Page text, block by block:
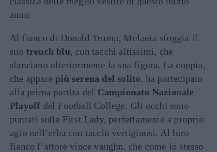
anno.
Al fianco di Donald Trump, Melania sfoggia il
suo trench blu, con tacchi altissimi, che
slanciano ulteriormente la sua figura. La coppia,
che apparepiù serena del solito, ha partecipato
alla prima partita del Campionato Nazionale
Playoff del Football College. Gli occhi sono
puntati sulla First Lady, perfettamente a proprio
agio nell’erba con tacchi vertiginosi. Al loro
fianco l’attore vince vaughn, che come lo stesso